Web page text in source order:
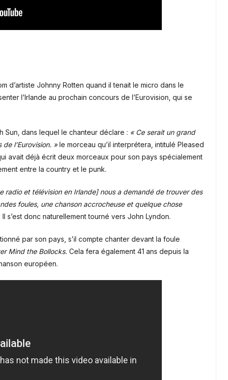
d’artiste Johnny Rotten quand il tenait le micro dans le
l’Irlande au prochain concours de l’Eurovision, qui se
Sun, dans lequel le chanteur déclare : « Ce serait un grand
l’Eurovision. »le morceau qu’il interprétera, intitulé Pleased
avait déjà écrit deux morceaux pour son pays spécialement
entre la country et le punk.
radio et télévision en Irlande] nous a demandé de trouver des
foules, une chanson accrocheuse et quelque chose
Il s’est donc naturellement tourné vers John Lyndon.
par son pays, s’il compte chanter devant la foule
Mind the Bollocks. Cela fera également 41 ans depuis la
européen.